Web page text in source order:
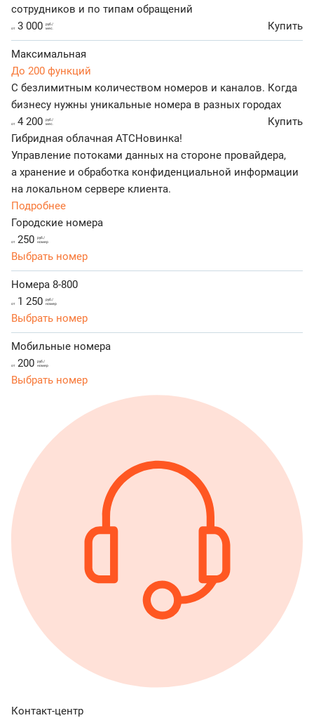
сотрудников и по типам обращений
от3 000
руб./
мес.
Купить
Максимальная
До 200 функций
С безлимитным количеством номеров и каналов. Когда
бизнесу нужны уникальные номера в разных городах
от4 200
руб./
мес.
Купить
Гибридная облачная АТСНовинка!
Управление потоками данных на стороне провайдера,
а хранение и обработка конфиденциальной информации
на локальном сервере клиента.
Подробнее
Городские номера
от250
руб./
номер
Выбрать номер
Номера 8-800
от1 250
руб./
номер
Выбрать номер
Мобильные номера
от200
руб./
номер
Выбрать номер
Контакт-центр